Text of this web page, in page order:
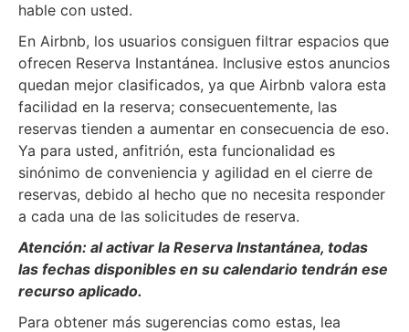
hable con usted.
En Airbnb, los usuarios consiguen filtrar espacios que
ofrecen Reserva Instantánea. Inclusive estos anuncios
quedan mejor clasificados, ya que Airbnb valora esta
facilidad en la reserva; consecuentemente, las
reservas tienden a aumentar en consecuencia de eso.
Ya para usted, anfitrión, esta funcionalidad es
sinónimo de conveniencia y agilidad en el cierre de
reservas, debido al hecho que no necesita responder
a cada una de las solicitudes de reserva.
Atención: al activar la Reserva Instantánea, todas
las fechas disponibles en su calendario tendrán ese
recurso aplicado.
Para obtener más sugerencias como estas, lea